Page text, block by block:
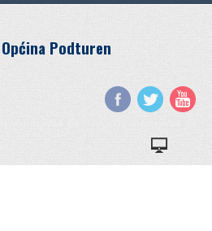
Općina Podturen